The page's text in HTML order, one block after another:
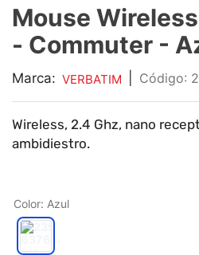
Mouse
- Commuter -
Marca: VERBATIM :
Wireless, 2.4 Ghz, nano
ambidiestro.
Color: Azul
marcadores
8.
teclado
10. cuadernos